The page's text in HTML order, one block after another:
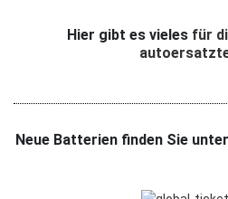
Hier gibt es vieles für
Neue Batterien finden Sie unter